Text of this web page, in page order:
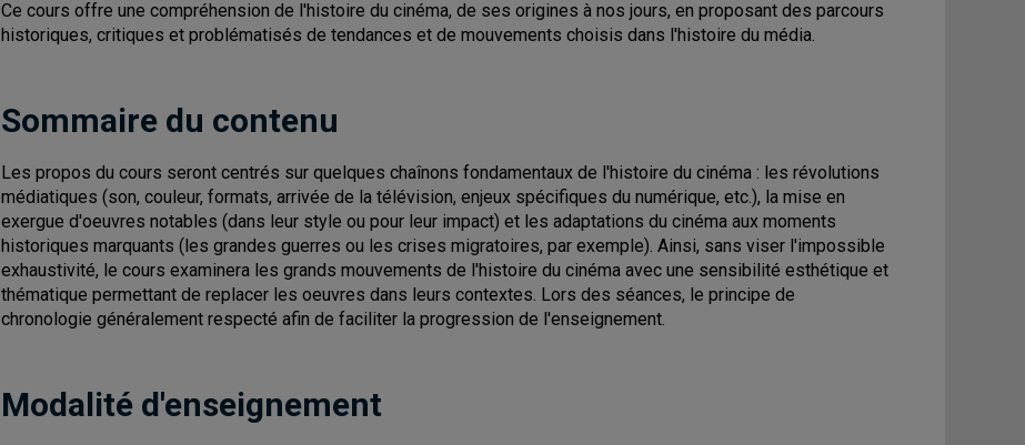
Ce cours offre une compréhension de l'histoire du cinéma, de ses origines à nos jours, en proposant des parcours
historiques, critiques et problématisés de tendances et de mouvements choisis dans l'histoire du média.
Sommaire du contenu
Les propos du cours seront centrés sur quelques chaînons fondamentaux de l'histoire du cinéma : les révolutions
médiatiques (son, couleur, formats, arrivée de la télévision, enjeux spécifiques du numérique, etc.), la mise en
exergue d'oeuvres notables (dans leur style ou pour leur impact) et les adaptations du cinéma aux moments
historiques marquants (les grandes guerres ou les crises migratoires, par exemple). Ainsi, sans viser l'impossible
exhaustivité, le cours examinera les grands mouvements de l'histoire du cinéma avec une sensibilité esthétique et
thématique permettant de replacer les oeuvres dans leurs contextes. Lors des séances, le principe de
chronologie généralement respecté afin de faciliter la progression de l'enseignement.
Modalité d'enseignement